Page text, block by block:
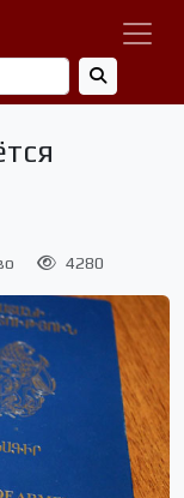
4280